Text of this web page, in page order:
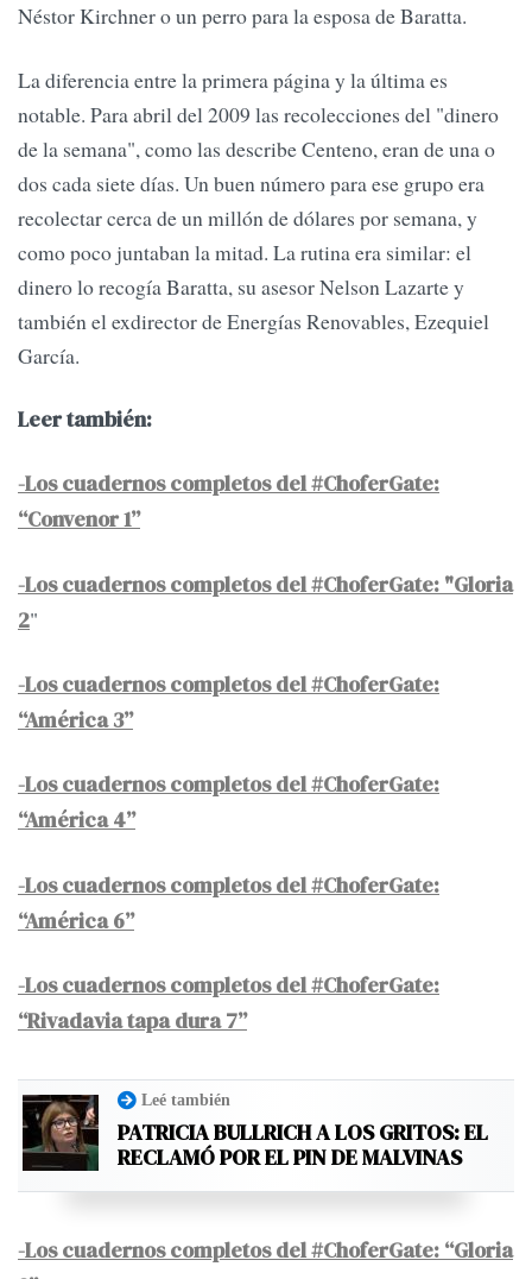
Néstor Kirchner o un perro para la esposa de Baratta.
La diferencia entre la primera página y la última es
notable. Para abril del 2009 las recolecciones del "dinero
de la semana", como las describe Centeno, eran de una o
dos cada siete días. Un buen número para ese grupo era
recolectar cerca de un millón de dólares por semana, y
como poco juntaban la mitad. La rutina era similar: el
dinero lo recogía Baratta, su asesor Nelson Lazarte y
también el exdirector de Energías Renovables, Ezequiel
García.
Leer también:
-Los cuadernos completos del #ChoferGate:
“Convenor 1”
-Los cuadernos completos del #ChoferGate: "Gloria
2"
-Los cuadernos completos del #ChoferGate:
“América 3”
-Los cuadernos completos del #ChoferGate:
“América 4”
-Los cuadernos completos del #ChoferGate:
“América 6”
-Los cuadernos completos del #ChoferGate:
“Rivadavia tapa dura 7”
Leé también
PATRICIA BULLRICH A LOS GRITOS: EL
RECLAMÓ POR EL PIN DE MALVINAS
-Los cuadernos completos del #ChoferGate: “Gloria